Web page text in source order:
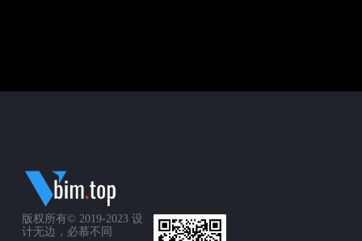
版权所有© 2019-2023 设
计无边，必慕不同